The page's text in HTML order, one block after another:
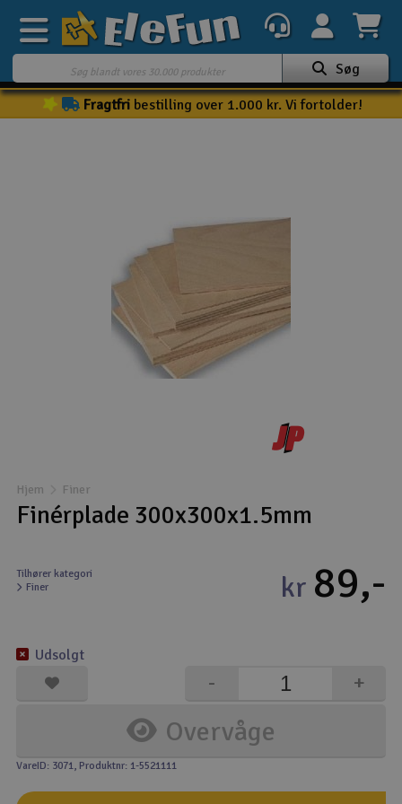
Ugens tilbud
Batteri & ladere
Droner til FPV
Fly
Helikopter
Modelbygg og byggesæt
Motor & tilbehør
Outlet
Søg
Fragtfribestilling over 1.000 kr. Vi fortolder!
Hjem Finer
Finérplade 300x300x1.5mm
Tilhører kategori
Finer
kr 89,-
Overvåge
+
-
Udsolgt
VareID: 3071, Produktnr: 1-5521111